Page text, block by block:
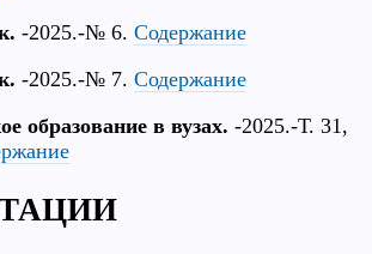
-2025.-№ 6. Содержание
-2025.-№ 7. Содержание
образование в вузах. -2025.-Т. 31,